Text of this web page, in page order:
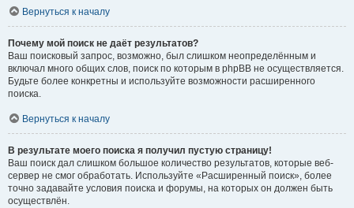
Вернуться к началу
Почему мой поиск не даёт результатов?
Ваш поисковый запрос, возможно, был слишком неопределённым и
включал много общих слов, поиск по которым в phpBB не осуществляется.
Будьте более конкретны и используйте возможности расширенного
поиска.
Вернуться к началу
В результате моего поиска я получил пустую страницу!
Ваш поиск дал слишком большое количество результатов, которые веб-
сервер не смог обработать. Используйте «Расширенный поиск», более
точно задавайте условия поиска и форумы, на которых он должен быть
осуществлён.